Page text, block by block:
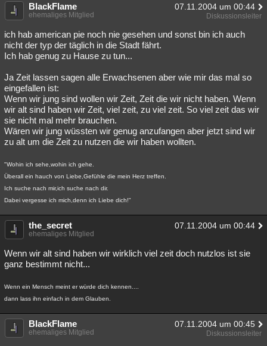
BlackFlame 07.11.2004 um 00:44
ehemaliges Mitglied Diskussionsleiter
ich hab american pie noch nie gesehen und sonst bin ich auch
nicht der typ der täglich in die Stadt fährt.
Ich hab genug zu Hause zu tun...
Ja Zeit lassen sagen alle Erwachsenen aber wie mir das mal so
eingefallen ist:
Wenn wir jung sind wollen wir Zeit, Zeit die wir nicht haben. Wenn
wir alt sind haben wir Zeit, viel zeit, zu viel zeit. So viel zeit das wir
sie nicht mal mehr brauchen.
Wären wir jung wüssten wir genug anzufangen aber jetzt sind wir
zu alt um die Zeit zu nutzen die wir haben wollten.
"Wohin ich sehe,wohin ich gehe.
Überall ein hauch von Liebe,Gefühle die mein Herz treffen.
Ich suche nach mir,ich suche nach dir.
Dabei vergesse ich mich,denn ich Liebe dich!"
the_secret 07.11.2004 um 00:44
ehemaliges Mitglied
Wenn wir alt sind haben wir wirklich viel zeit doch nutzlos ist sie
ganz bestimmt nicht...
Wenn ein Mensch meint er würde dich kennen....
dann lass ihn einfach in dem Glauben.
BlackFlame 07.11.2004 um 00:45
ehemaliges Mitglied Diskussionsleiter